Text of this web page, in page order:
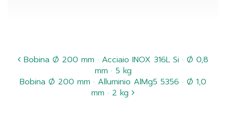
Bobina Ø 200 mm · Acciaio INOX 316L Si · Ø 0,8
mm · 5 kg
Bobina Ø 200 mm · Alluminio AlMg5 5356 · Ø 1,0
mm · 2 kg